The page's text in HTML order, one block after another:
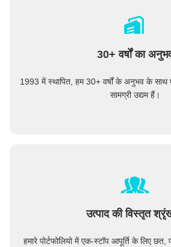
30+ वर्षों का
1993 में स्थापित, हम 30+ वर्षों के अनुभव के साथ
सामग्री उद्यम हैं।
उत्पाद की विस्तृत
हमारे पोर्टफोलियो में एक-स्टॉप आपूर्ति के लिए